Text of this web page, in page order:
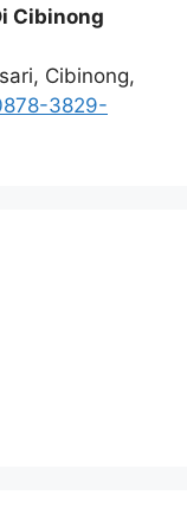
Cibinong
Cibinong,
3829-